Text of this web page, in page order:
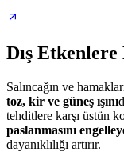
Dış Etkenlere
Salıncağın ve
toz, kir ve güneş ışını
tehditlere karşı üstün
paslanmasını
dayanıklılığı artırır.